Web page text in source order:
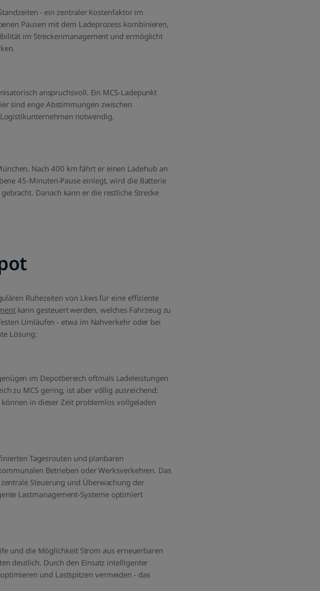
- ein zentraler Kostenfaktor im
Pausen mit dem Ladeprozess kombinieren,
im Streckenmanagement und ermöglicht
anspruchsvoll. Ein MCS-Ladepunkt
sind enge Abstimmungen zwischen
notwendig.
Nach 400 km fährt er einen Ladehub an
45-Minuten-Pause einlegt, wird die Batterie
Danach kann er die restliche Strecke
Ruhezeiten von Lkws für eine effiziente
kann gesteuert werden, welches Fahrzeug zu
Umläufen - etwa im Nahverkehr oder bei
Lösung:
im Depotbereich oftmals Ladeleistungen
zu MCS gering, ist aber völlig ausreichend:
in dieser Zeit problemlos vollgeladen
Tagesrouten und planbaren
Betrieben oder Werksverkehren. Das
Steuerung und Überwachung der
Lastmanagement-Systeme optimiert
und die Möglichkeit Strom aus erneuerbaren
deutlich. Durch den Einsatz intelligenter
und Lastspitzen vermeiden - das